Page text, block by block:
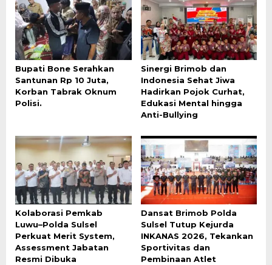
Bupati Bone Serahkan
Santunan Rp 10 Juta,
Korban Tabrak Oknum
Polisi.
Sinergi Brimob dan
Indonesia Sehat Jiwa
Hadirkan Pojok Curhat,
Edukasi Mental hingga
Anti-Bullying
Kolaborasi Pemkab
Luwu–Polda Sulsel
Perkuat Merit System,
Assessment Jabatan
Resmi Dibuka
Dansat Brimob Polda
Sulsel Tutup Kejurda
INKANAS 2026, Tekankan
Sportivitas dan
Pembinaan Atlet